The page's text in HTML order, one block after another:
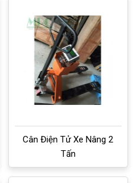
Cân Điện Tử Xe Nâng 2
Tấn